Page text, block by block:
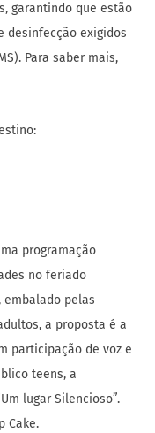
garantindo que estão
desinfecção exigidos
Para saber mais,
programação
no feriado
embalado pelas
a proposta é a
participação de voz e
teens, a
lugar Silencioso”.
Cake.